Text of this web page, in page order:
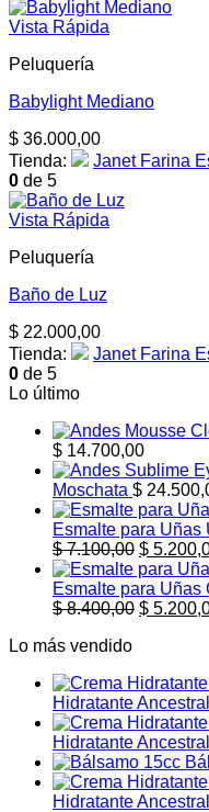
Vista Rápida
Peluquería
Babylight Mediano
$ 36.000,00
Tienda:
Janet Farina
0 de 5
Vista Rápida
Peluquería
Baño de Luz
$ 22.000,00
Tienda:
Janet Farina
0 de 5
Lo último
$ 14.700,00
Moschata $
Esmalte para Uñas
$7.100,00 El
precio
original
era:
$
Esmalte para Uñas
$8.400,00 El
$
$
Lo más vendido
Hidratante
Hidratante
Hidratante